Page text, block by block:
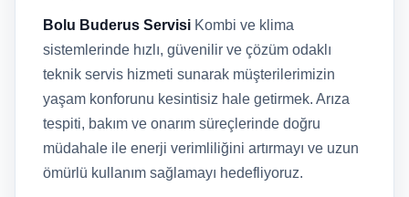
Bolu Buderus Servisi Kombi ve klima
sistemlerinde hızlı, güvenilir ve çözüm odaklı
teknik servis hizmeti sunarak müşterilerimizin
yaşam konforunu kesintisiz hale getirmek. Arıza
tespiti, bakım ve onarım süreçlerinde doğru
müdahale ile enerji verimliliğini artırmayı ve uzun
ömürlü kullanım sağlamayı hedefliyoruz.